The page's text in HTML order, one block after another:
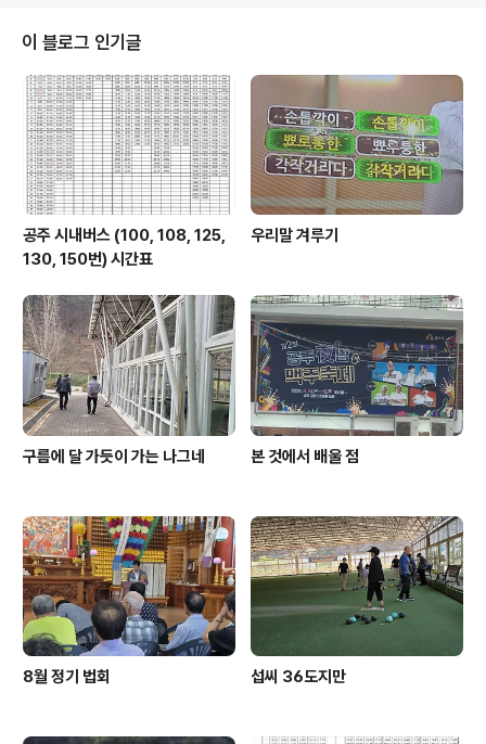
이 블로그 인기글
공주 시내버스 (100, 108, 125,
130, 150번) 시간표
우리말 겨루기
구름에 달 가듯이 가는 나그네 본 것에서 배울 점
8월 정기 법회 섭씨 36도지만